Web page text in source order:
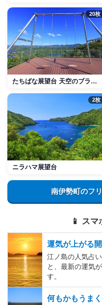
20枚
たちばな展望台 天空のブランコ
2枚
ニラハマ展望台
南伊勢町のフ
📱 ス
運気が上がる
江ノ島の人気占
と、最新の運気
す。
何もかもうま